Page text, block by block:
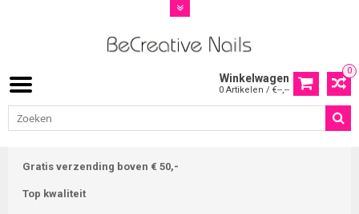
0
Winkelwagen
0 Artikelen / €--,--
Gratis verzending boven € 50,-
Top kwaliteit